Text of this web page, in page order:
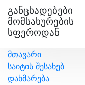
Განცხადებები
Მომსახურების
Სფეროდან
მთავარი
საიტის შესახებ
დახმარება